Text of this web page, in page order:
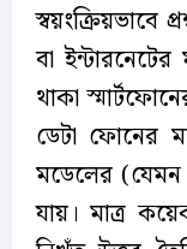
স্বয়ংক্রিয়ভাবে
বা ইন্টারনেটের
থাকা
ডেটা ফোনের
মডেলের (যেমন
যায়। মাত্র